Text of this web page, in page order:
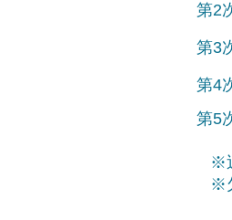
第2
第3
第4
第5
​※
※